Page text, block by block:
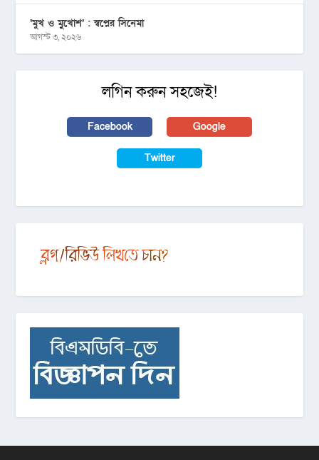
‘মুখ ও মু্খোশ’ : স্বপ্নের সিনেমা
আগস্ট ৩, ২০২৬
লগিন করুন সহজেই!
Facebook Google
Twitter